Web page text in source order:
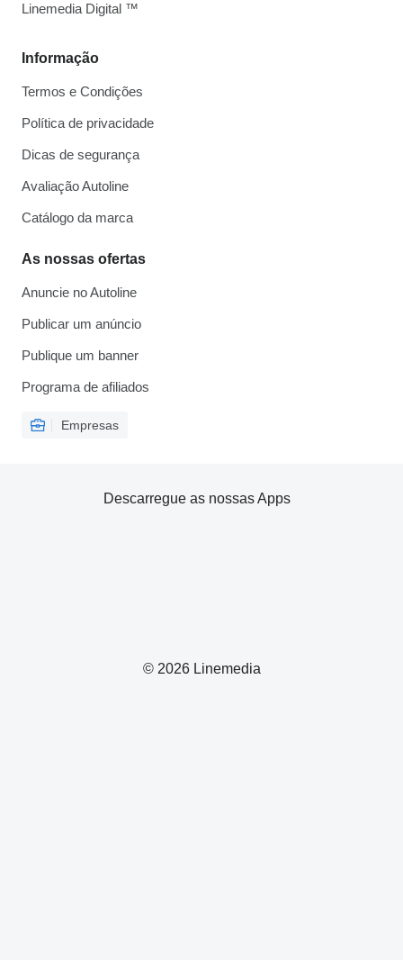
Informação
Termos e Condições
Política de privacidade
Dicas de segurança
Avaliação Autoline
Catálogo da marca
As nossas ofertas
Anuncie no Autoline
Publicar um anúncio
Publique um banner
Programa de afiliados
Empresas
Linemedia Digital ™
© 2026 Linemedia
Descarregue as nossas Apps